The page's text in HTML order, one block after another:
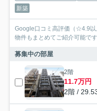
新築
Google口コミ高評価（☆4.9以
物件もまとめてご紹介可能で
募集中の部屋
2階
11.7万円
2階 /